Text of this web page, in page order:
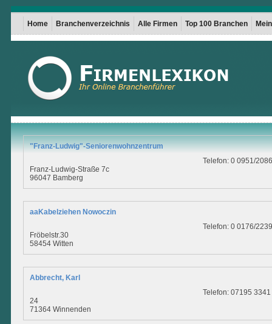
Home Branchenverzeichnis Alle Firmen Top 100 Branchen
"Franz-Ludwig"-Seniorenwohnzentrum
Franz-Ludwig-Straße 7c
96047 Bamberg
Telefon: 0 0951/
aaKabelziehen Nowoczin
Fröbelstr.30
58454 Witten
Telefon: 0 0176/
Abbrecht, Karl
24
71364 Winnenden
Telefon: 07195 3341